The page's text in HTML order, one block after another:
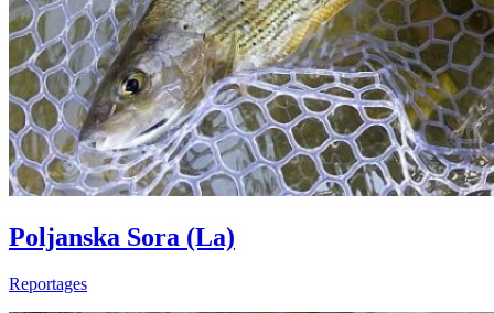
Poljanska Sora (La)
Reportages